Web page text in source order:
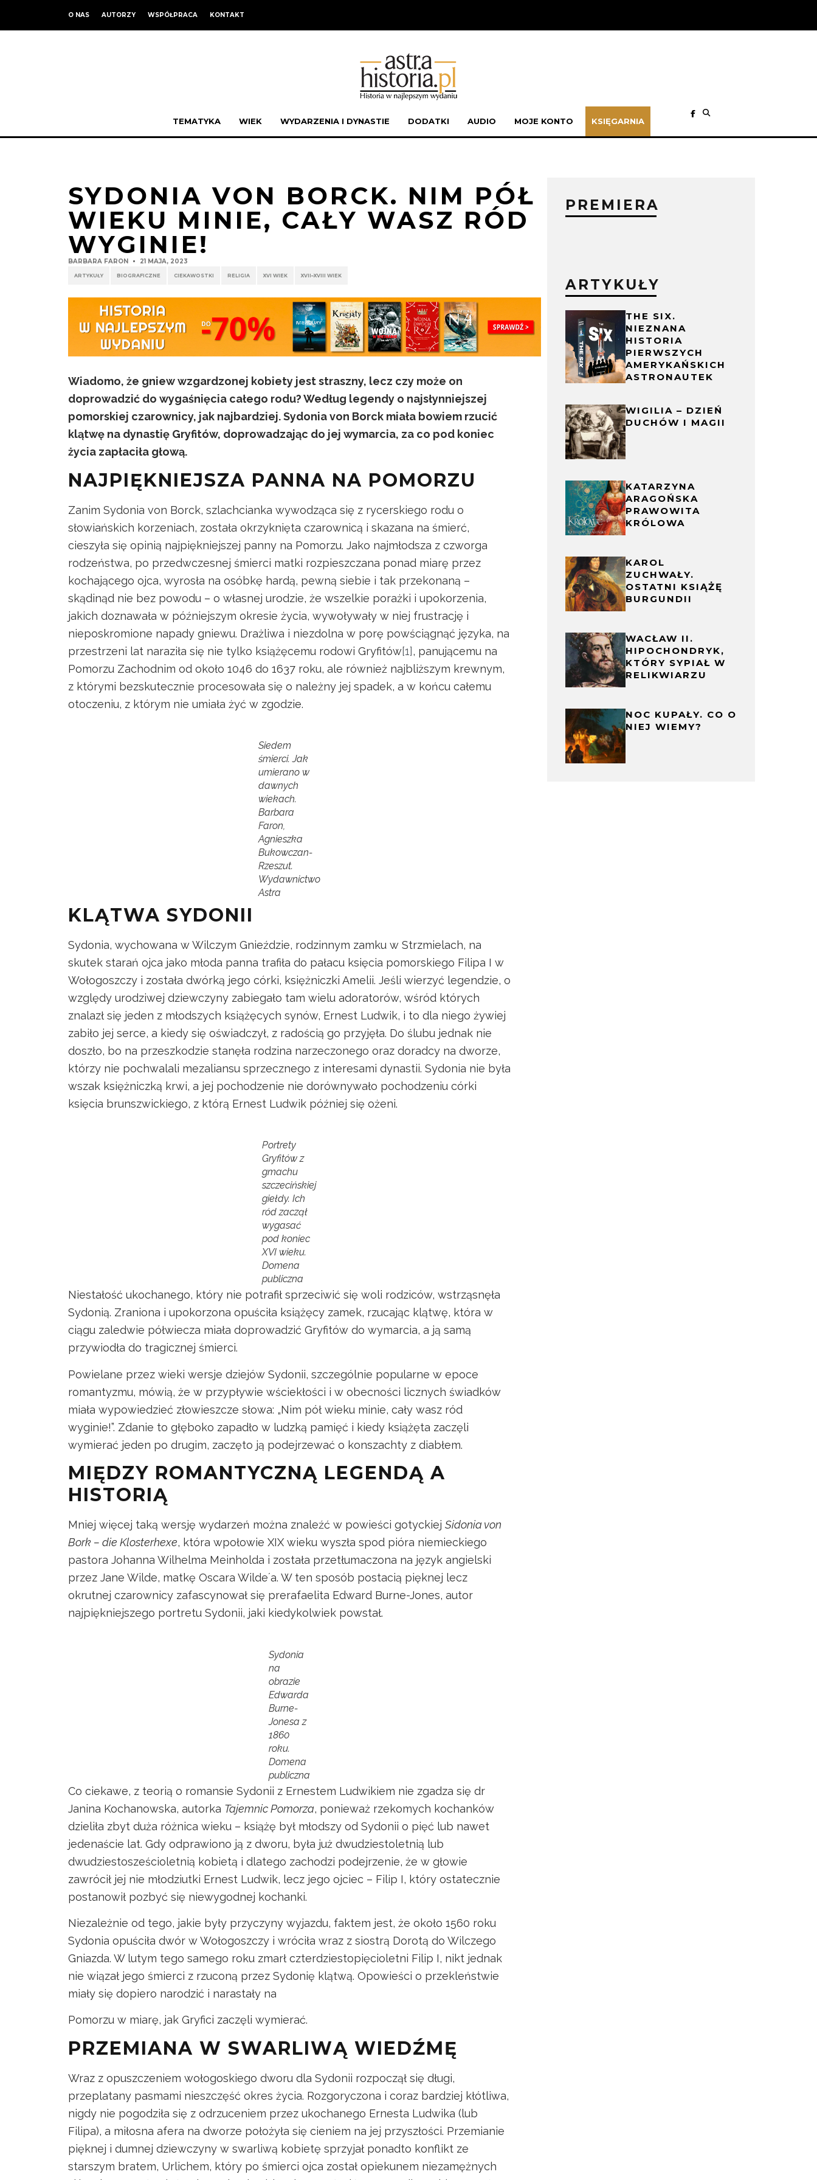
O NAS AUTORZY WSPÓŁPRACA KONTAKT
TEMATYKA WIEK WYDARZENIA I DYNASTIE DODATKI AUDIO MOJE KONTO KSIĘGARNIA
SYDONIA VON BORCK. NIM PÓŁ
WIEKU MINIE, CAŁY WASZ RÓD
WYGINIE!
BARBARA FARON 21 MAJA, 2023
ARTYKUŁY BIOGRAFICZNE CIEKAWOSTKI RELIGIA XVI WIEK XVII–XVIII WIEK
Wiadomo, że gniew wzgardzonej kobiety jest straszny, lecz czy może on
doprowadzić do wygaśnięcia całego rodu? Według legendy o najsłynniejszej
pomorskiej czarownicy, jak najbardziej. Sydonia von Borck miała bowiem rzucić
klątwę na dynastię Gryfitów, doprowadzając do jej wymarcia, za co pod koniec
życia zapłaciła głową.
NAJPIĘKNIEJSZA PANNA NA POMORZU
Zanim Sydonia von Borck, szlachcianka wywodząca się z rycerskiego rodu o
słowiańskich korzeniach, została okrzyknięta czarownicą i skazana na śmierć,
cieszyła się opinią najpiękniejszej panny na Pomorzu. Jako najmłodsza z czworga
rodzeństwa, po przedwczesnej śmierci matki rozpieszczana ponad miarę przez
kochającego ojca, wyrosła na osóbkę hardą, pewną siebie i tak przekonaną –
skądinąd nie bez powodu – o własnej urodzie, że wszelkie porażki i upokorzenia,
jakich doznawała w późniejszym okresie życia, wywoływały w niej frustrację i
nieposkromione napady gniewu. Drażliwa i niezdolna w porę powściągnąć języka, na
przestrzeni lat naraziła się nie tylko książęcemu rodowi Gryfitów[1], panującemu na
Pomorzu Zachodnim od około 1046 do 1637 roku, ale również najbliższym krewnym,
z którymi bezskutecznie procesowała się o należny jej spadek, a w końcu całemu
otoczeniu, z którym nie umiała żyć w zgodzie.
Siedem
śmierci. Jak
umierano w
dawnych
wiekach.
Barbara
Faron,
Agnieszka
Bukowczan-
Rzeszut.
Wydawnictwo
Astra
KLĄTWA SYDONII
Sydonia, wychowana w Wilczym Gnieździe, rodzinnym zamku w Strzmielach, na
skutek starań ojca jako młoda panna trafiła do pałacu księcia pomorskiego Filipa I w
Wołogoszczy i została dwórką jego córki, księżniczki Amelii. Jeśli wierzyć legendzie, o
względy urodziwej dziewczyny zabiegało tam wielu adoratorów, wśród których
znalazł się jeden z młodszych książęcych synów, Ernest Ludwik, i to dla niego żywiej
zabiło jej serce, a kiedy się oświadczył, z radością go przyjęła. Do ślubu jednak nie
doszło, bo na przeszkodzie stanęła rodzina narzeczonego oraz doradcy na dworze,
którzy nie pochwalali mezaliansu sprzecznego z interesami dynastii. Sydonia nie była
wszak księżniczką krwi, a jej pochodzenie nie dorównywało pochodzeniu córki
księcia brunszwickiego, z którą Ernest Ludwik później się ożeni.
Portrety
Gryfitów z
gmachu
szczecińskiej
giełdy. Ich
ród zaczął
wygasać
pod koniec
XVI wieku.
Domena
publiczna
Niestałość ukochanego, który nie potrafił sprzeciwić się woli rodziców, wstrząsnęła
Sydonią. Zraniona i upokorzona opuściła książęcy zamek, rzucając klątwę, która w
ciągu zaledwie półwiecza miała doprowadzić Gryfitów do wymarcia, a ją samą
przywiodła do tragicznej śmierci.
Powielane przez wieki wersje dziejów Sydonii, szczególnie popularne w epoce
romantyzmu, mówią, że w przypływie wściekłości i w obecności licznych świadków
miała wypowiedzieć złowieszcze słowa: „Nim pół wieku minie, cały wasz ród
wyginie!”. Zdanie to głęboko zapadło w ludzką pamięć i kiedy książęta zaczęli
wymierać jeden po drugim, zaczęto ją podejrzewać o konszachty z diabłem.
MIĘDZY ROMANTYCZNĄ LEGENDĄ A
HISTORIĄ
Mniej więcej taką wersję wydarzeń można znaleźć w powieści gotyckiej Sidonia von
Bork – die Klosterhexe, która wpołowie XIX wieku wyszła spod pióra niemieckiego
pastora Johanna Wilhelma Meinholda i została przetłumaczona na język angielski
przez Jane Wilde, matkę Oscara Wildeʼa. W ten sposób postacią pięknej lecz
okrutnej czarownicy zafascynował się prerafaelita Edward Burne-Jones, autor
najpiękniejszego portretu Sydonii, jaki kiedykolwiek powstał.
Sydonia
na
obrazie
Edwarda
Burne-
Jonesa z
1860
roku.
Domena
publiczna
Co ciekawe, z teorią o romansie Sydonii z Ernestem Ludwikiem nie zgadza się dr
Janina Kochanowska, autorka Tajemnic Pomorza, ponieważ rzekomych kochanków
dzieliła zbyt duża różnica wieku – książę był młodszy od Sydonii o pięć lub nawet
jedenaście lat. Gdy odprawiono ją z dworu, była już dwudziestoletnią lub
dwudziestosześcioletnią kobietą i dlatego zachodzi podejrzenie, że w głowie
zawrócił jej nie młodziutki Ernest Ludwik, lecz jego ojciec – Filip I, który ostatecznie
postanowił pozbyć się niewygodnej kochanki.
Niezależnie od tego, jakie były przyczyny wyjazdu, faktem jest, że około 1560 roku
Sydonia opuściła dwór w Wołogoszczy i wróciła wraz z siostrą Dorotą do Wilczego
Gniazda. W lutym tego samego roku zmarł czterdziestopięcioletni Filip I, nikt jednak
nie wiązał jego śmierci z rzuconą przez Sydonię klątwą. Opowieści o przekleństwie
miały się dopiero narodzić i narastały na
Pomorzu w miarę, jak Gryfici zaczęli wymierać.
PRZEMIANA W SWARLIWĄ WIEDŹMĘ
Wraz z opuszczeniem wołogoskiego dworu dla Sydonii rozpoczął się długi,
przeplatany pasmami nieszczęść okres życia. Rozgoryczona i coraz bardziej kłótliwa,
nigdy nie pogodziła się z odrzuceniem przez ukochanego Ernesta Ludwika (lub
Filipa), a miłosna afera na dworze położyła się cieniem na jej przyszłości. Przemianie
pięknej i dumnej dziewczyny w swarliwą kobietę sprzyjał ponadto konflikt ze
starszym bratem, Urlichem, który po śmierci ojca został opiekunem niezamężnych
PREMIERA
ARTYKUŁY
THE SIX.
NIEZNANA
HISTORIA
PIERWSZYCH
AMERYKAŃSKICH
ASTRONAUTEK
WIGILIA – DZIEŃ
DUCHÓW I MAGII
KATARZYNA
ARAGOŃSKA
PRAWOWITA
KRÓLOWA
KAROL
ZUCHWAŁY.
OSTATNI KSIĄŻĘ
BURGUNDII
WACŁAW II.
HIPOCHONDRYK,
KTÓRY SYPIAŁ W
RELIKWIARZU
NOC KUPAŁY. CO O
NIEJ WIEMY?